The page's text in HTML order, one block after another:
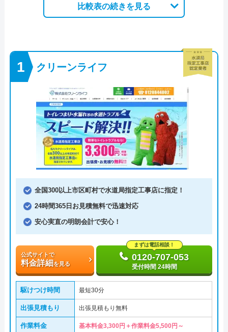
比較表の続きを見る
クリーンライフ
全国300以上市区町村で水道局指定工事店に指定！
24時間365日お見積無料で迅速対応
安心実直の明朗会計で安心！
公式サイトで
料金詳細を見る
まずは電話相談！
0120-707-053
受付時間 24時間
駆けつけ時間 最短30分
出張見積もり 出張見積もり無料
作業料金 基本料金3,300円＋作業料金5,500円～